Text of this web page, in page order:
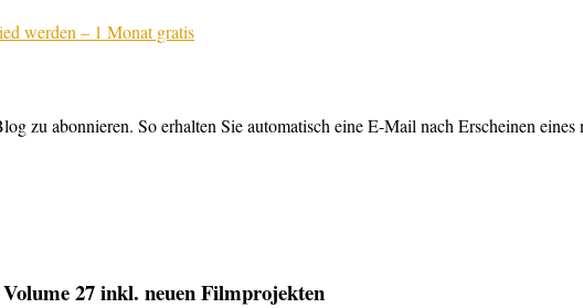
zu abonnieren. So erhalten Sie automatisch eine E-Mail nach Erscheinen eines
27 inkl. neuen Filmprojekten